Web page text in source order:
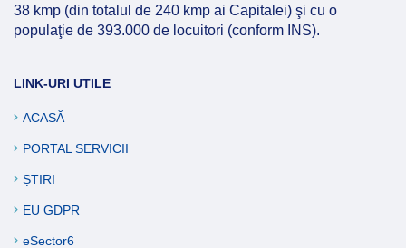
38 kmp (din totalul de 240 kmp ai Capitalei) şi cu o
populaţie de 393.000 de locuitori (conform INS).
LINK-URI UTILE
ACASĂ
PORTAL SERVICII
ȘTIRI
EU GDPR
eSector6